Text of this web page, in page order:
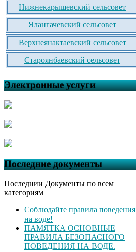
Нижнекарышевский сельсовет
Ялангачевский сельсовет
Верхнеянактаевский сельсовет
Староянбаевский сельсовет
Электронные услуги
Последние документы
Последнии Документы по всем
категориям
Соблюдайте правила поведения
на воде!
ПАМЯТКА ОСНОВНЫЕ
ПРАВИЛА БЕЗОПАСНОГО
ПОВЕДЕНИЯ НА ВОДЕ.